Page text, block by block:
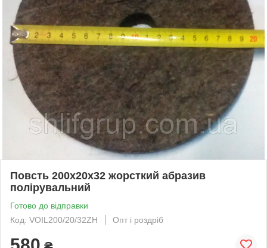
Повсть 200х20х32 жорсткий абразив
полірувальний
Готово до відправки
Код: VOIL200/20/32ZH
Опт і роздріб